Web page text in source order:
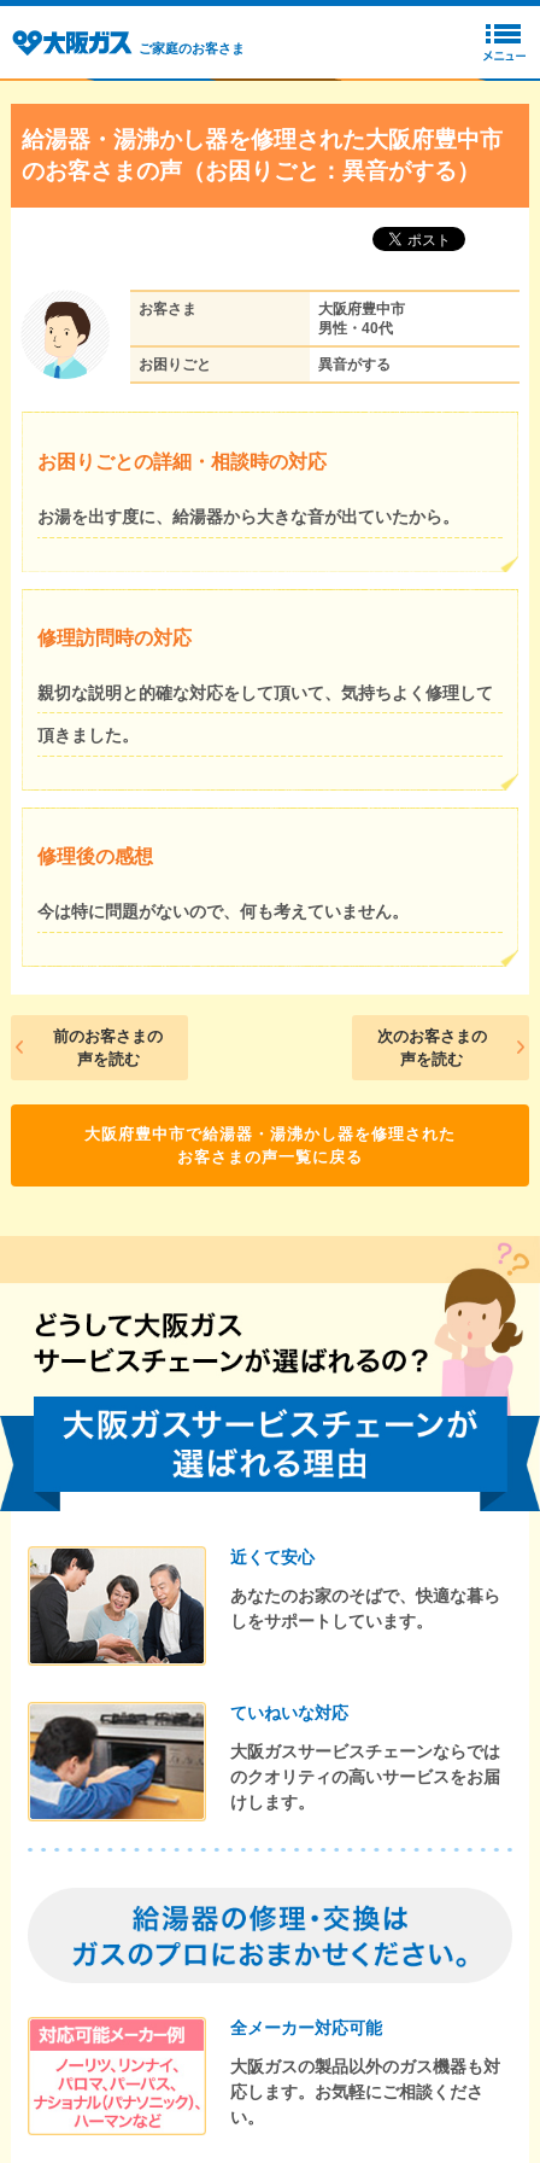
ご家庭のお客さま
給湯器・湯沸かし器を修理された大阪府豊中市
のお客さまの声（お困りごと：異音がする）
お客さま
大阪府豊中市
男性・40代
お困りごと 異音がする
お困りごとの詳細・相談時の対応
お湯を出す度に、給湯器から大きな音が出ていたから。
修理訪問時の対応
親切な説明と的確な対応をして頂いて、気持ちよく修理して
頂きました。
修理後の感想
今は特に問題がないので、何も考えていません。
前のお客さまの
声を読む
次のお客さまの
声を読む
大阪府豊中市で給湯器・湯沸かし器を修理された
お客さまの声一覧に戻る
近くて安心
あなたのお家のそばで、快適な暮ら
しをサポートしています。
ていねいな対応
大阪ガスサービスチェーンならでは
のクオリティの高いサービスをお届
けします。
全メーカー対応可能
大阪ガスの製品以外のガス機器も対
応します。お気軽にご相談くださ
い。